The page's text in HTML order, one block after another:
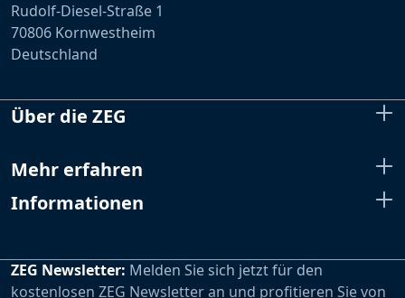
Rudolf-Diesel-Straße 1
70806 Kornwestheim
Deutschland
Über die ZEG
Mehr erfahren
Informationen
ZEG Newsletter: Melden Sie sich jetzt für den
kostenlosen ZEG Newsletter an und profitieren Sie von